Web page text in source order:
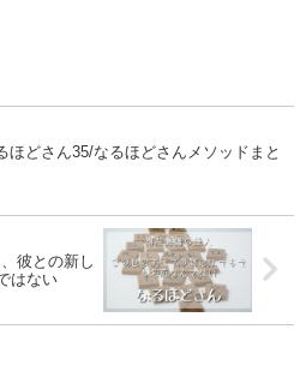
ほどさん35/なるほどさんメソッドまと
彼との新し
はない